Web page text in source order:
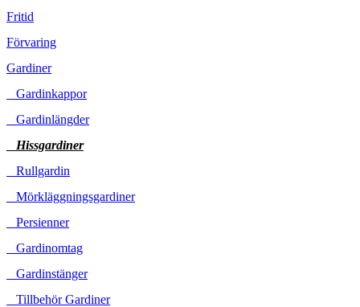
Fritid
Förvaring
Gardiner
Gardinkappor
Gardinlängder
Hissgardiner
Rullgardin
Mörkläggningsgardiner
Persienner
Gardinomtag
Gardinstänger
Tillbehör Gardiner